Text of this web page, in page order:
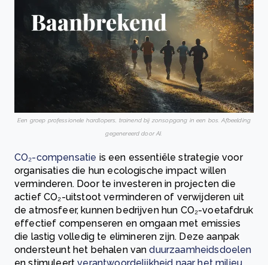
Een groep professionele hardlopers, trainend bij zonsopgang in een bos. Afbeelding
gegenereerd door AI.
CO₂-compensatie is een essentiële strategie voor
organisaties die hun ecologische impact willen
verminderen. Door te investeren in projecten die
actief CO₂-uitstoot verminderen of verwijderen uit
de atmosfeer, kunnen bedrijven hun CO₂-voetafdruk
effectief compenseren en omgaan met emissies
die lastig volledig te elimineren zijn. Deze aanpak
ondersteunt het behalen vanduurzaamheidsdoelen